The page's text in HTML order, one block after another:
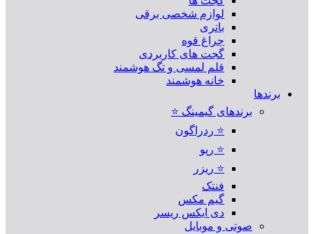
لوازم شخصی برقی
باتری
چراغ قوه
گجت های کاربردی
قلم لمسی و تگ هوشمند
خانه هوشمند
برندها
برندهای گیمینگ ⭐
⭐ ردراگون
⭐ رپو
⭐ ریزر
فنتک
گیم مکس
دی ایکس ریسر
صوتی و موبایل